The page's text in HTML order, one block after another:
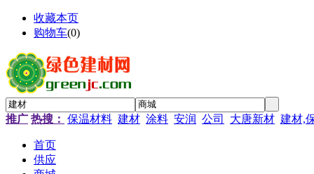
收藏本页
购物车(0)
推广 热搜： 保温材料 建材 涂料 安润 公司 大唐新材 建材,
首页
供应